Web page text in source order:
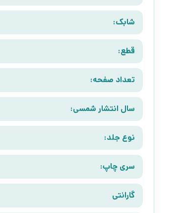
شابک:
قطع:
تعداد صفحه:
سال انتشار شمسی:
نوع جلد:
سری چاپ:
گارانتی